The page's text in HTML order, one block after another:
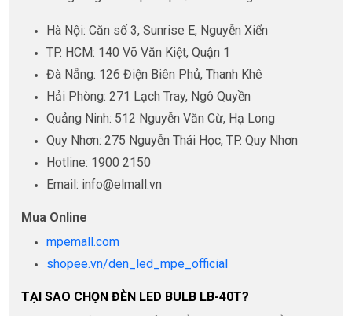
Hà Nội: Căn số 3, Sunrise E, Nguyễn Xiển
TP. HCM: 140 Võ Văn Kiệt, Quận 1
Đà Nẵng: 126 Điện Biên Phủ, Thanh Khê
Hải Phòng: 271 Lạch Tray, Ngô Quyền
Quảng Ninh: 512 Nguyễn Văn Cừ, Hạ Long
Quy Nhơn: 275 Nguyễn Thái Học, TP. Quy Nhơn
Hotline: 1900 2150
Email: info@elmall.vn
Mua Online
mpemall.com
shopee.vn/den_led_mpe_official
TẠI SAO CHỌN ĐÈN LED BULB LB-40T?